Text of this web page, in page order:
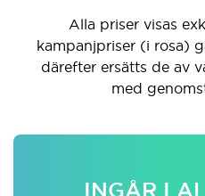
Alla priser visas
kampanjpriser (i rosa)
därefter ersätts de av
med
INGÅR I